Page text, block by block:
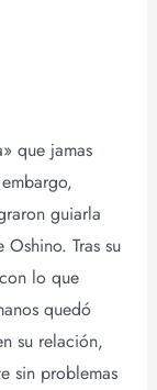
que jamas
guiarla
Tras su
lo que
quedó
su relación,
sin problemas